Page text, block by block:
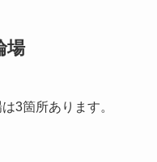
場
3箇所あります。